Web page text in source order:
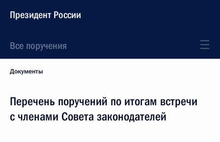
Президент России
Все поручения
Документы
Перечень поручений по итогам встречи
с членами Совета законодателей